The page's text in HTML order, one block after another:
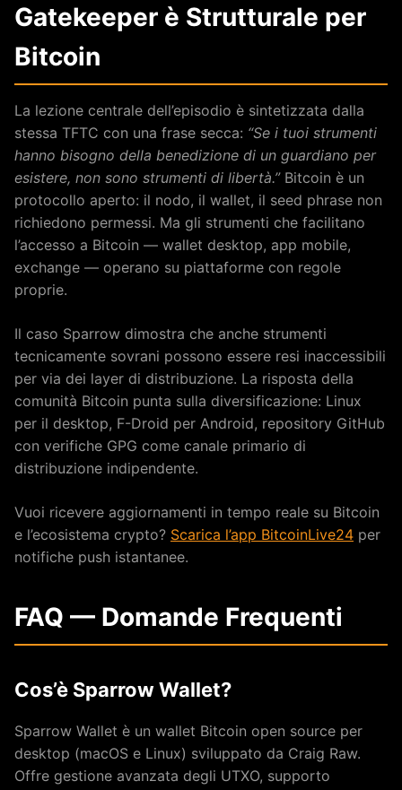
Gatekeeper è Strutturale per
Bitcoin
La lezione centrale dell’episodio è sintetizzata dalla
stessa TFTC con una frase secca: “Se i tuoi strumenti
hanno bisogno della benedizione di un guardiano per
esistere, non sono strumenti di libertà.”Bitcoin è un
protocollo aperto: il nodo, il wallet, il seed phrase non
richiedono permessi. Ma gli strumenti che facilitano
l’accesso a Bitcoin — wallet desktop, app mobile,
exchange — operano su piattaforme con regole
proprie.
Il caso Sparrow dimostra che anche strumenti
tecnicamente sovrani possono essere resi inaccessibili
per via dei layer di distribuzione. La risposta della
comunità Bitcoin punta sulla diversificazione: Linux
per il desktop, F-Droid per Android, repository GitHub
con verifiche GPG come canale primario di
distribuzione indipendente.
Vuoi ricevere aggiornamenti in tempo reale su Bitcoin
e l’ecosistema crypto? Scarica l’app BitcoinLive24 per
notifiche push istantanee.
FAQ — Domande Frequenti
Cos’è Sparrow Wallet?
Sparrow Wallet è un wallet Bitcoin open source per
desktop (macOS e Linux) sviluppato da Craig Raw.
Offre gestione avanzata degli UTXO, supporto